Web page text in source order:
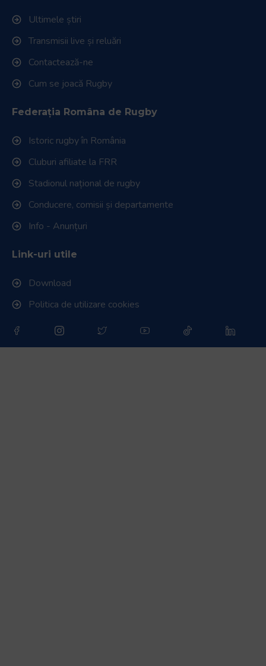
Ultimele știri
Transmisii live și reluări
Contactează-ne
Cum se joacă Rugby
Federația Româna de Rugby
Istoric rugby în România
Cluburi afiliate la FRR
Stadionul național de rugby
Conducere, comisii și departamente
Info - Anunțuri
Link-uri utile
Download
Politica de utilizare cookies